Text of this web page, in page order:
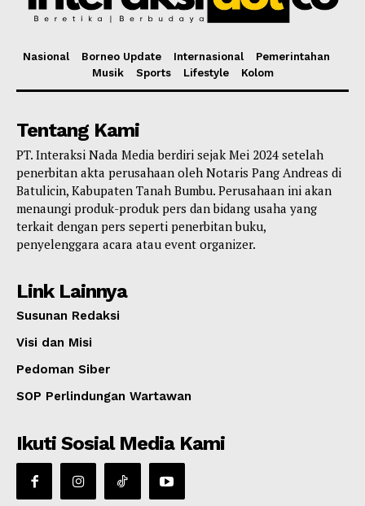
Nasional Borneo Update Internasional
Pemerintahan
Musik
Sports Lifestyle Kolom
Tentang Kami
PT. Interaksi Nada Media berdiri sejak Mei 2024 setelah
penerbitan akta perusahaan oleh Notaris Pang Andreas di
Batulicin, Kabupaten Tanah Bumbu. Perusahaan ini akan
menaungi produk-produk pers dan bidang usaha yang
terkait dengan pers seperti penerbitan buku,
penyelenggara acara atau event organizer.
Link Lainnya
Susunan Redaksi
Visi dan Misi
Pedoman Siber
SOP Perlindungan Wartawan
Ikuti Sosial Media Kami